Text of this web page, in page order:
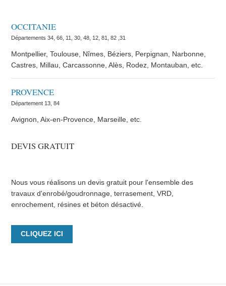
OCCITANIE
Départements 34, 66, 11, 30, 48, 12, 81, 82 ,31
Montpellier, Toulouse, Nîmes, Béziers, Perpignan, Narbonne,
Castres, Millau, Carcassonne, Alès, Rodez, Montauban, etc.
PROVENCE
Département 13, 84
Avignon, Aix-en-Provence, Marseille, etc.
DEVIS GRATUIT
Nous vous réalisons un devis gratuit pour l'ensemble des
travaux d'enrobé/goudronnage, terrasement, VRD,
enrochement, résines et béton désactivé.
CLIQUEZ ICI